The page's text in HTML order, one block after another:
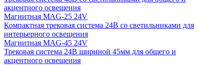
акцентного освещения
Магнитная MAG-25 24V
Компактная трековая система 24В со светильниками для
интерьерного освещения
Магнитная MAG-45 24V
Трековая система 24В шириной 45мм для общего и
акцентного освещения